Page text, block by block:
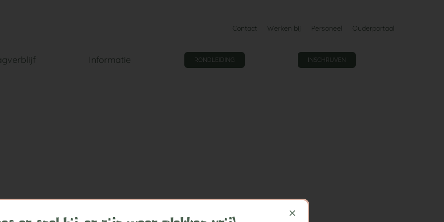
Contact Werken bij Personeel Ouderportaal
Informatie RONDLEIDING INSCHRIJVEN